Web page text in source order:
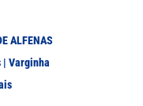
ALFENAS
| Varginha